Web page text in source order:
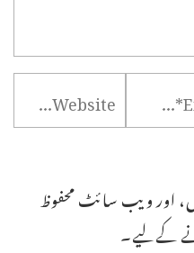
اور ویب سائٹ محفوظ
کےلیے۔